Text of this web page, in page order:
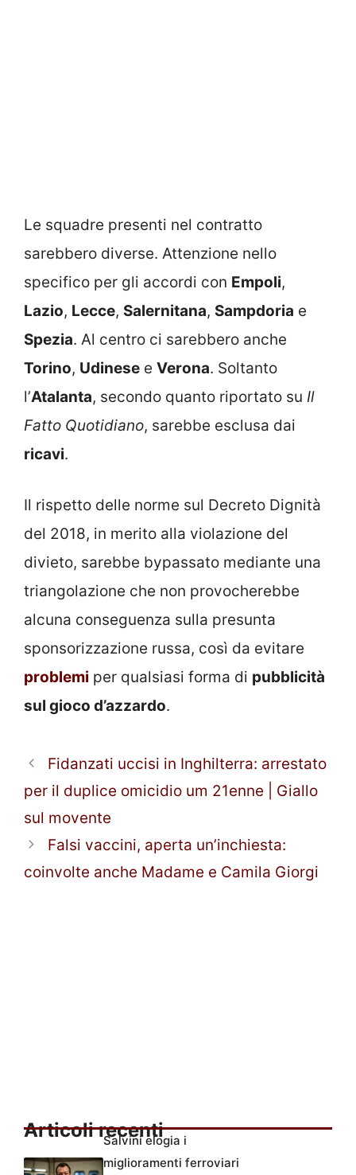
Le squadre presenti nel contratto
sarebbero diverse. Attenzione nello
specifico per gli accordi con Empoli,
Lazio, Lecce, Salernitana, Sampdoria e
Spezia. Al centro ci sarebbero anche
Torino, Udinese e Verona. Soltanto
l’Atalanta, secondo quanto riportato su Il
Fatto Quotidiano, sarebbe esclusa dai
ricavi.
Il rispetto delle norme sul Decreto Dignità
del 2018, in merito alla violazione del
divieto, sarebbe bypassato mediante una
triangolazione che non provocherebbe
alcuna conseguenza sulla presunta
sponsorizzazione russa, così da evitare
problemi per qualsiasi forma di pubblicità
sul gioco d’azzardo.
Fidanzati uccisi in Inghilterra: arrestato
per il duplice omicidio um 21enne | Giallo
sul movente
Falsi vaccini, aperta un’inchiesta:
coinvolte anche Madame e Camila Giorgi
Articoli recenti
Salvini elogia i
miglioramenti ferroviari